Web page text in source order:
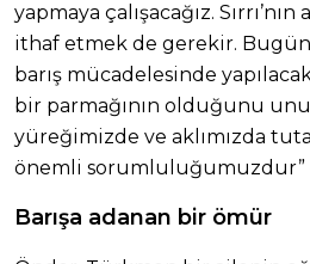
yapmaya çalışacağız. Sırrı’nın
ithaf etmek de gerekir.
barış mücadelesinde yapılacak
bir parmağının olduğunu
yüreğimizde ve aklımızda
önemli sorumluluğumuzdur”
Barışa adanan bir ömür